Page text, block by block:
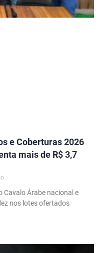
e Coberturas 2026
mais de R$ 3,7
Cavalo Árabe nacional e
nos lotes ofertados